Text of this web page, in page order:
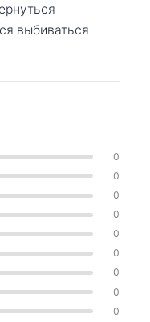
выбиваться
0
0
0
0
0
0
0
0
0